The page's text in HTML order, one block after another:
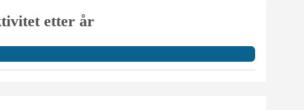
etter år